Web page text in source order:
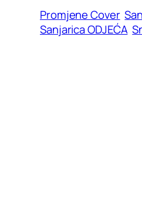
Promjene Cover
Sanjarica ODJEĆA